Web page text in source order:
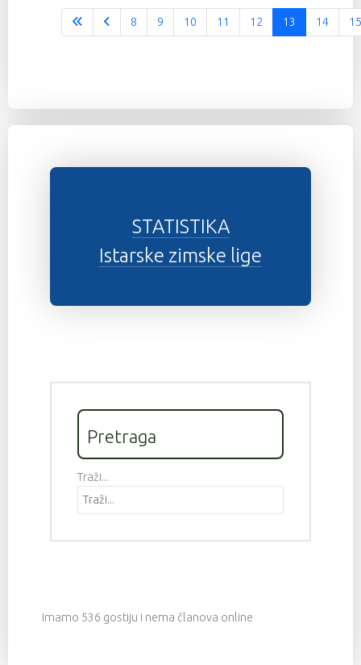
8 9 10 11 12 13 14 15
STATISTIKA
Istarske zimske lige
Pretraga
Traži...
Imamo 536 gostiju i nema članova online